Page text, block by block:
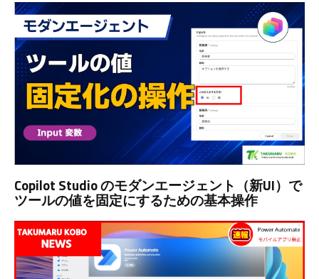
Copilot Studio のモダンエージェント（新UI）で
ツールの値を固定にするための基本操作